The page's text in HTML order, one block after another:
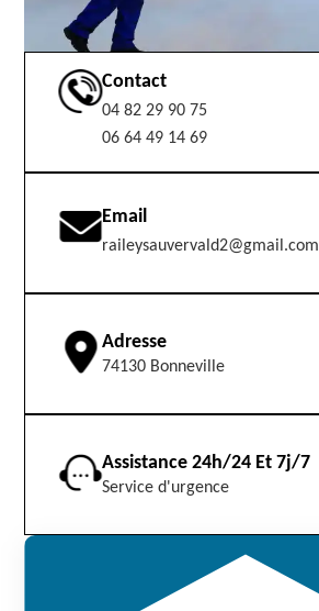
Contact
04 82 29 90 75
06 64 49 14 69
Email
raileysauvervald2@gmail.com
Adresse
74130 Bonneville
Assistance 24h/24 Et 7j/7
Service d'urgence